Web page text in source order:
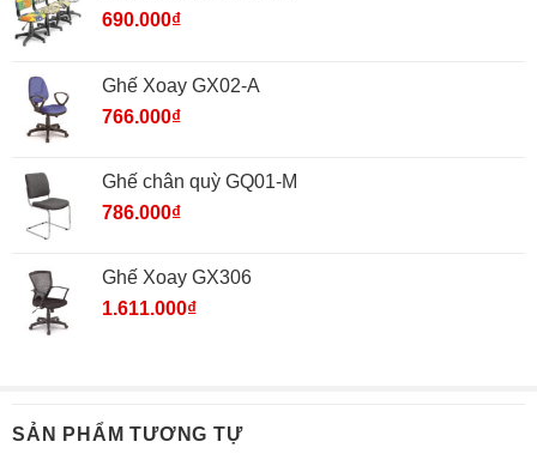
690.000₫
Ghế Xoay GX02-A
766.000₫
Ghế chân quỳ GQ01-M
786.000₫
Ghế Xoay GX306
1.611.000₫
SẢN PHẨM TƯƠNG TỰ